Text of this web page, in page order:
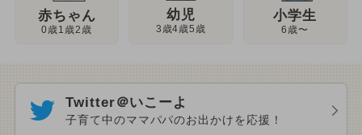
赤ちゃん
0歳1歳2歳
幼児
3歳4歳5歳
小学生
6歳〜
Twitter＠いこーよ
子育て中のママパパのお出かけを応援！